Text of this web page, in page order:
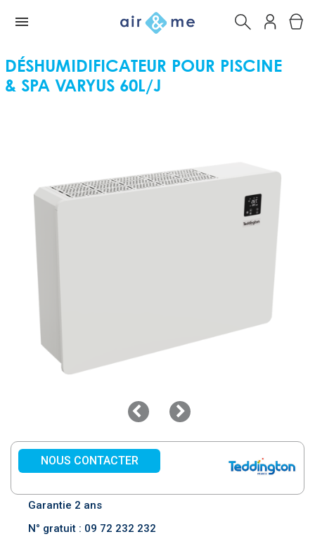
DÉSHUMIDIFICATEUR POUR PISCINE
& SPA VARYUS 60L/J
NOUS CONTACTER
Garantie 2 ans
N° gratuit : 09 72 232 232